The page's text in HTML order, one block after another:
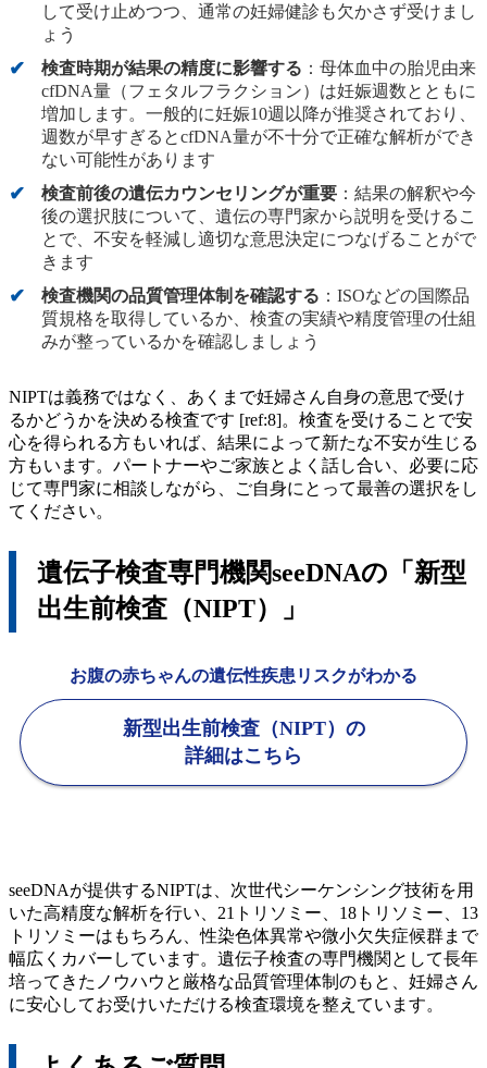
して受け止めつつ、通常の妊婦健診も欠かさず受けまし
ょう
検査時期が結果の精度に影響する ：母体血中の胎児由来
cfDNA量（フェタルフラクション）は妊娠週数とともに
増加します。一般的に妊娠10週以降が推奨されており、
週数が早すぎるとcfDNA量が不十分で正確な解析ができ
ない可能性があります
検査前後の遺伝カウンセリングが重要 ：結果の解釈や今
後の選択肢について、遺伝の専門家から説明を受けるこ
とで、不安を軽減し適切な意思決定につなげることがで
きます
検査機関の品質管理体制を確認する ：ISOなどの国際品
質規格を取得しているか、検査の実績や精度管理の仕組
みが整っているかを確認しましょう
NIPTは義務ではなく、あくまで妊婦さん自身の意思で受け
るかどうかを決める検査です [ref:8]。検査を受けることで安
心を得られる方もいれば、結果によって新たな不安が生じる
方もいます。パートナーやご家族とよく話し合い、必要に応
じて専門家に相談しながら、ご自身にとって最善の選択をし
てください。
遺伝子検査専門機関seeDNAの「新型
出生前検査（NIPT）」
お腹の赤ちゃんの遺伝性疾患リスクがわかる
新型出生前検査（NIPT）の
詳細はこちら
seeDNAが提供するNIPTは、次世代シーケンシング技術を用
いた高精度な解析を行い、21トリソミー、18トリソミー、13
トリソミーはもちろん、性染色体異常や微小欠失症候群まで
幅広くカバーしています。遺伝子検査の専門機関として長年
培ってきたノウハウと厳格な品質管理体制のもと、妊婦さん
に安心してお受けいただける検査環境を整えています。